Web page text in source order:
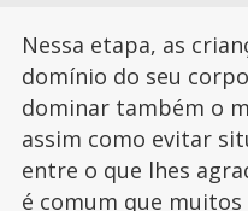
Nessa etapa, as
domínio do seu
dominar também o
assim como evitar
entre o que lhes
é comum que